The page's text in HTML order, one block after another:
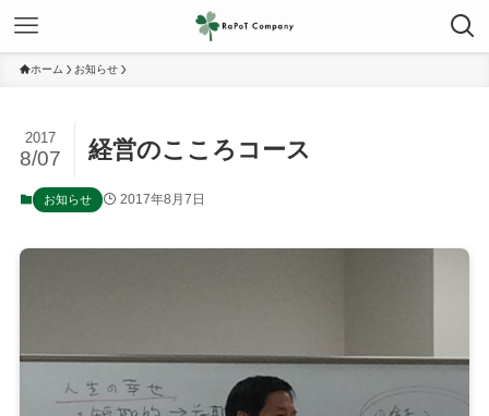
ホーム お知らせ
経営のこころコース
2017
8/07
お知らせ 2017年8月7日